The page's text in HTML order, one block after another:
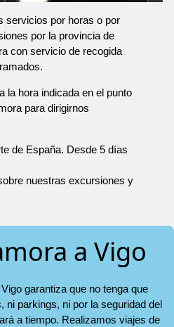
servicios por horas o por
por la provincia de
con servicio de recogida
la hora indicada en el punto
para dirigirnos
de España. Desde 5 días
nuestras excursiones y
a Vigo
garantiza que no tenga que
ni parkings, ni por la seguridad del
a tiempo. Realizamos viajes de